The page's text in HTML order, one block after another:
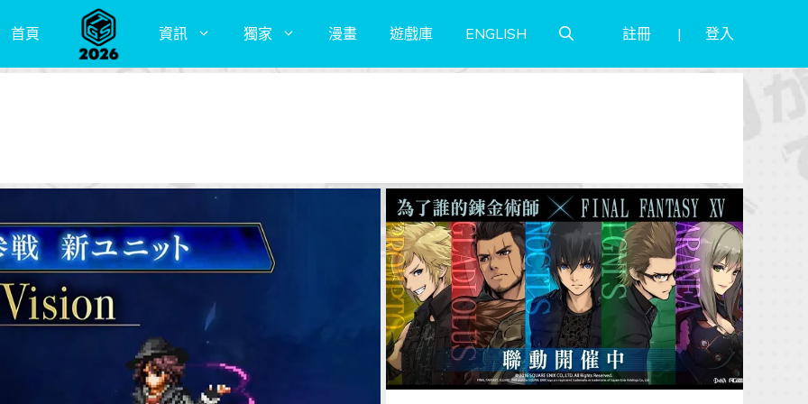
首頁 資訊 獨家 漫畫 遊戲庫 ENGLISH 註冊 登入